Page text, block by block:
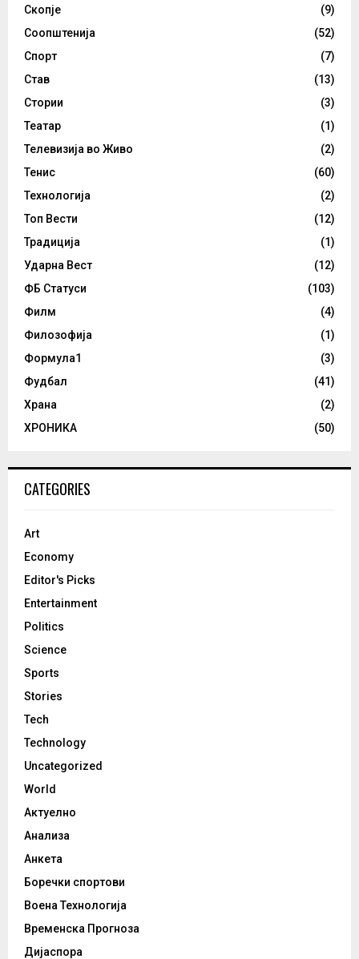
Скопје
(9)
Соопштенија
(52)
Спорт
(7)
Став
(13)
Стории
(3)
Театар
(1)
Телевизија во Живо
(2)
Тенис
(60)
Технологија
(2)
Топ Вести
(12)
Традиција
(1)
Ударна Вест
(12)
ФБ Статуси
(103)
Филм
(4)
Филозофија
(1)
Формула1
(3)
Фудбал
(41)
Храна
(2)
ХРОНИКА
(50)
CATEGORIES
Art
Economy
Editor's Picks
Entertainment
Politics
Science
Sports
Stories
Tech
Technology
Uncategorized
World
Актуелно
Анализа
Анкета
Боречки спортови
Воена Технологија
Временска Прогноза
Дијаспора